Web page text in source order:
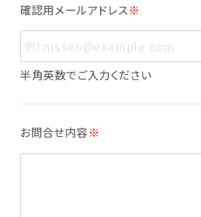
下の通りであり、これらの目的達
えてお客様の個人情報を利用す
せん。
・会員登録者の個人認証
・会員ポイントプログラムの運営
・メールマガジンの配信
・本サービスに関する規約等の
確認用メールアドレス※
半角英数でご入力ください
お問合せ内容※